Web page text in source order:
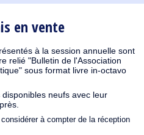
en vente
à la session annuelle sont
relié "Bulletin de l'Association
sous format livre in-octavo
neufs avec leur
à compter de la réception
1924 1915 1914 1913 1912
1911